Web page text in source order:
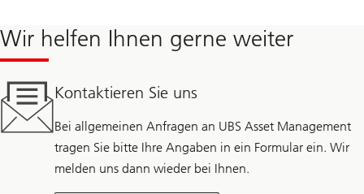
Wir helfen Ihnen gerne weiter
Kontaktieren Sie uns
Bei allgemeinen Anfragen an UBS Asset Management
tragen Sie bitte Ihre Angaben in ein Formular ein. Wir
melden uns dann wieder bei Ihnen.